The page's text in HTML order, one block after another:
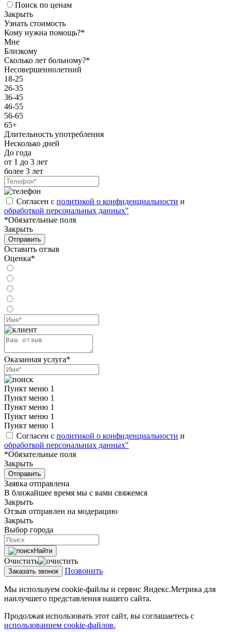
Поиск по ценам
Закрыть
Узнать стоимость
Кому нужна помощь?*
Мне
Близкому
Сколько лет больному?*
Несовершеннолетний
18-25
26-35
36-45
46-55
56-65
65+
Длительность употребления
Несколько дней
До года
от 1 до 3 лет
более 3 лет
Согласен с политикой о конфиденциальности и
обработкой персональных данных"
*Обязательные поля
Закрыть
Отправить
Оставить отзыв
Оценка*
Оказанная услуга*
Пункт меню 1
Пункт меню 1
Пункт меню 1
Пункт меню 1
Пункт меню 1
Согласен с политикой о конфиденциальности и
обработкой персональных данных"
*Обязательные поля
Закрыть
Отправить
Заявка отправлена
В ближайшее время мы с вами свяжемся
Закрыть
Отзыв отправлен на модерацию
Закрыть
Выбор города
Найти
Очистить
Заказать звонок Позвонить
Мы используем cookie-файлы и сервис Яндекс.Метрика для
наилучшего представления нашего сайта.
Продолжая использовать этот сайт, вы соглашаетесь с
использованием cookie-файлов.